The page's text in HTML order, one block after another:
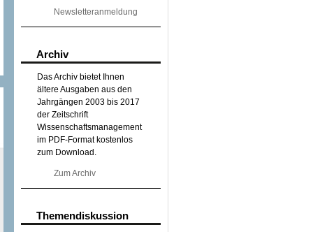
Newsletteranmeldung
Archiv
Das Archiv bietet Ihnen
ältere Ausgaben aus den
Jahrgängen 2003 bis 2017
der Zeitschrift
Wissenschaftsmanagement
im PDF-Format kostenlos
zum Download.
Zum Archiv
Themendiskussion